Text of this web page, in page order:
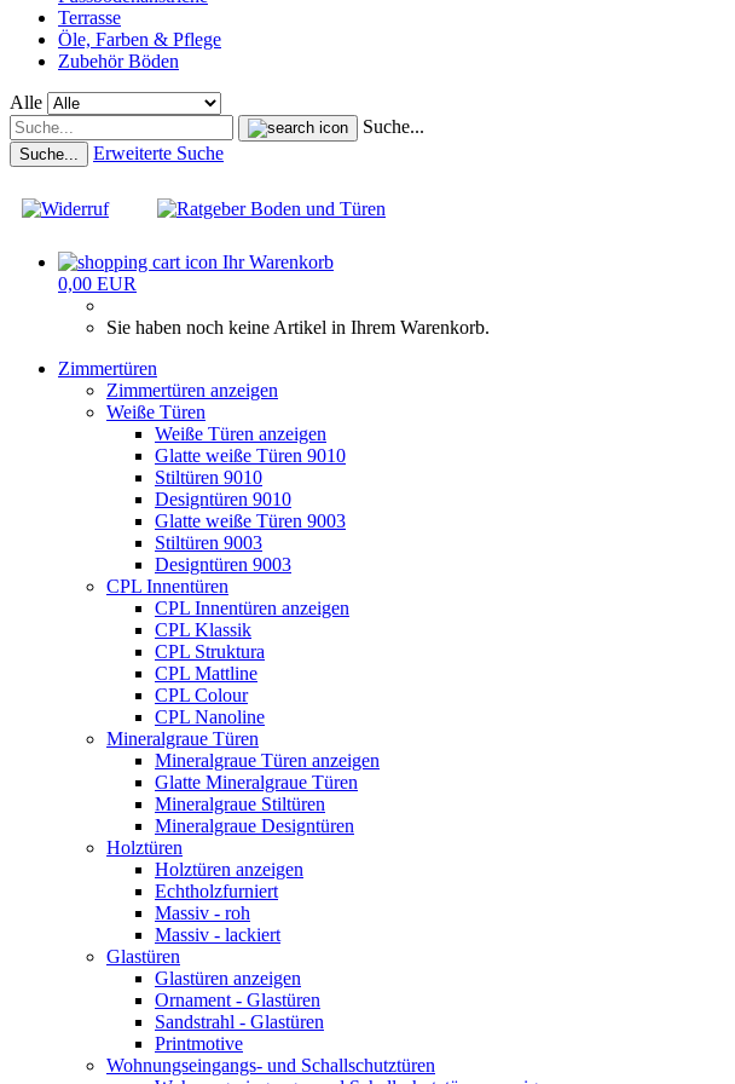
Terrasse
Öle, Farben & Pflege
Zubehör Böden
Alle
Suche...
Suche... Erweiterte Suche
Ihr Warenkorb
0,00 EUR
Sie haben noch keine Artikel in Ihrem Warenkorb.
Zimmertüren
Zimmertüren anzeigen
Weiße Türen
Weiße Türen anzeigen
Glatte weiße Türen 9010
Stiltüren 9010
Designtüren 9010
Glatte weiße Türen 9003
Stiltüren 9003
Designtüren 9003
CPL Innentüren
CPL Innentüren anzeigen
CPL Klassik
CPL Struktura
CPL Mattline
CPL Colour
CPL Nanoline
Mineralgraue Türen
Mineralgraue Türen anzeigen
Glatte Mineralgraue Türen
Mineralgraue Stiltüren
Mineralgraue Designtüren
Holztüren
Holztüren anzeigen
Echtholzfurniert
Massiv - roh
Massiv - lackiert
Glastüren
Glastüren anzeigen
Ornament - Glastüren
Sandstrahl - Glastüren
Printmotive
Wohnungseingangs- und Schallschutztüren